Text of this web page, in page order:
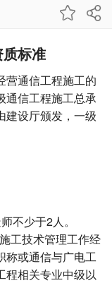
标准
营通信工程施工的
通信工程施工总承
建设厅颁发，一级
不少于2人。
工技术管理工作经
称或通信与广电工
程相关专业中级以